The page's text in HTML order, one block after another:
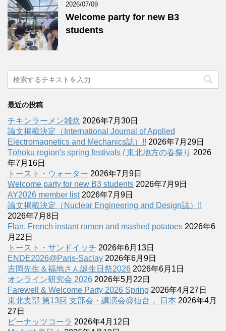
2026/07/09
Welcome party for new B3
students
最近の投稿
チキンラーメン雑炊 2026年7月30日
論文掲載決定（International Journal of Applied
Electromagnetics and Mechanics誌）!! 2026年7月29日
Tōhoku region's spring festivals / 東北地方の春祭り 2026
年7月16日
トースト・ウォーター 2026年7月9日
Welcome party for new B3 students 2026年7月9日
AY2026 member list 2026年7月9日
論文掲載決定（Nuclear Engineering and Design誌）!!
2026年7月8日
Flan, French instant ramen and mashed potatoes 2026年6
月22日
トースト・サンドイッチ 2026年6月13日
ENDE2026@Paris-Saclay 2026年6月9日
吉岡先生＆福地さん誕生日祭2026 2026年6月1日
オンライン研究会 2026 2026年5月22日
Farewell & Welcome Party 2026 Spring 2026年4月27日
東北支部 第13回 支部会・講演会@仙台， 日本 2026年4月
27日
ピーナッツコーラ 2026年4月12日